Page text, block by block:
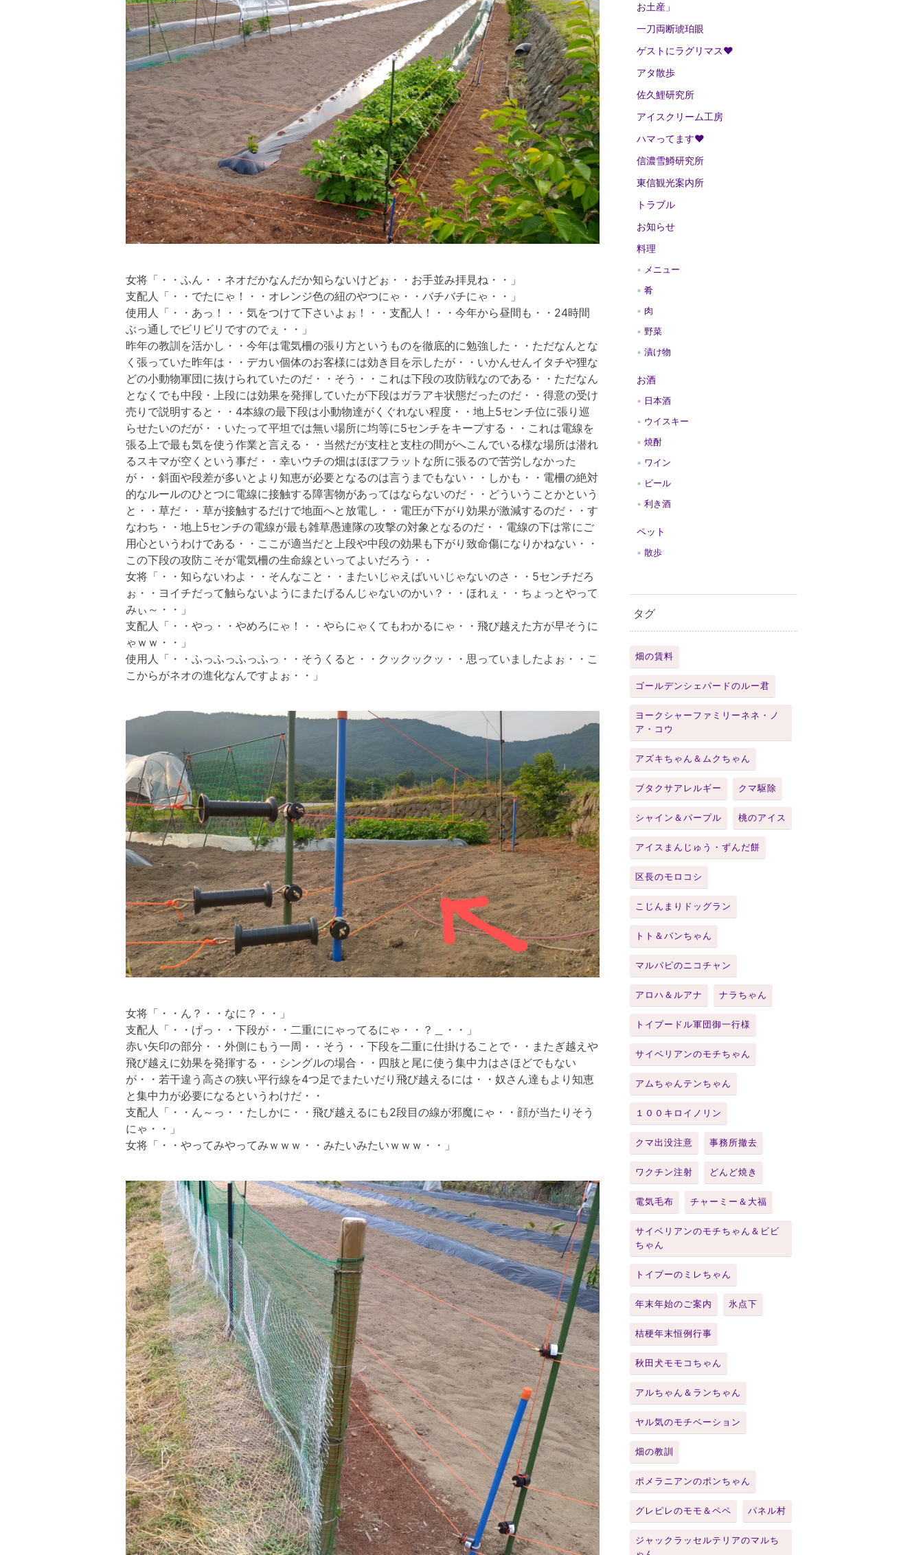
女将「・・ふん・・ネオだかなんだか知らないけどぉ・・お手並み拝見ね・・」
支配人「・・でたにゃ！・・オレンジ色の紐のやつにゃ・・バチバチにゃ・・」
使用人「・・あっ！・・気をつけて下さいよぉ！・・支配人！・・今年から昼間も・・24時間
ぶっ通しでビリビリですのでぇ・・」
昨年の教訓を活かし・・今年は電気柵の張り方というものを徹底的に勉強した・・ただなんとな
く張っていた昨年は・・デカい個体のお客様には効き目を示したが・・いかんせんイタチや狸な
どの小動物軍団に抜けられていたのだ・・そう・・これは下段の攻防戦なのである・・ただなん
となくでも中段・上段には効果を発揮していたが下段はガラアキ状態だったのだ・・得意の受け
売りで説明すると・・4本線の最下段は小動物達がくぐれない程度・・地上5センチ位に張り巡
らせたいのだが・・いたって平坦では無い場所に均等に5センチをキープする・・これは電線を
張る上で最も気を使う作業と言える・・当然だが支柱と支柱の間がへこんでいる様な場所は潜れ
るスキマが空くという事だ・・幸いウチの畑はほぼフラットな所に張るので苦労しなかった
が・・斜面や段差が多いとより知恵が必要となるのは言うまでもない・・しかも・・電柵の絶対
的なルールのひとつに電線に接触する障害物があってはならないのだ・・どういうことかという
と・・草だ・・草が接触するだけで地面へと放電し・・電圧が下がり効果が激減するのだ・・す
なわち・・地上5センチの電線が最も雑草愚連隊の攻撃の対象となるのだ・・電線の下は常にご
用心というわけである・・ここが適当だと上段や中段の効果も下がり致命傷になりかねない・・
この下段の攻防こそが電気柵の生命線といってよいだろう・・
女将「・・知らないわよ・・そんなこと・・またいじゃえばいいじゃないのさ・・5センチだろ
ぉ・・ヨイチだって触らないようにまたげるんじゃないのかい？・・ほれぇ・・ちょっとやって
みぃ～・・」
支配人「・・やっ・・やめろにゃ！・・やらにゃくてもわかるにゃ・・飛び越えた方が早そうに
ゃｗｗ・・」
使用人「・・ふっふっふっふっ・・そうくると・・クックックッ・・思っていましたよぉ・・こ
こからがネオの進化なんですよぉ・・」
女将「・・ん？・・なに？・・」
支配人「・・げっ・・下段が・・二重ににゃってるにゃ・・？＿・・」
赤い矢印の部分・・外側にもう一周・・そう・・下段を二重に仕掛けることで・・またぎ越えや
飛び越えに効果を発揮する・・シングルの場合・・四肢と尾に使う集中力はさほどでもない
が・・若干違う高さの狭い平行線を4つ足でまたいだり飛び越えるには・・奴さん達もより知恵
と集中力が必要になるというわけだ・・
支配人「・・ん～っ・・たしかに・・飛び越えるにも2段目の線が邪魔にゃ・・顔が当たりそう
にゃ・・」
女将「・・やってみやってみｗｗｗ・・みたいみたいｗｗｗ・・」
お土産」
一刀両断琥珀眼
ゲストにラグリマス❤
アタ散歩
佐久鯉研究所
アイスクリーム工房
ハマってます❤
信濃雪鱒研究所
東信観光案内所
トラブル
お知らせ
料理
メニュー
肴
肉
野菜
漬け物
お酒
日本酒
ウイスキー
焼酎
ワイン
ビール
利き酒
ペット
散歩
タグ
畑の賃料
ゴールデンシェパードのルー君
ヨークシャーファミリーネネ・ノ
ア・コウ
アズキちゃん＆ムクちゃん
ブタクサアレルギー クマ駆除
シャイン＆パープル 桃のアイス
アイスまんじゅう・ずんだ餅
区長のモロコシ
こじんまりドッグラン
トト＆パンちゃん
マルパピのニコチャン
アロハ＆ルアナ ナラちゃん
トイプードル軍団御一行様
サイベリアンのモチちゃん
アムちゃんテンちゃん
１００キロイノリン
クマ出没注意 事務所撤去
ワクチン注射 どんど焼き
電気毛布 チャーミー＆大福
サイベリアンのモチちゃん＆ビビ
ちゃん
トイプーのミレちゃん
年末年始のご案内 氷点下
桔梗年末恒例行事
秋田犬モモコちゃん
アルちゃん＆ランちゃん
ヤル気のモチベーション
畑の教訓
ポメラニアンのポンちゃん
グレピレのモモ＆ペペ パネル村
ジャックラッセルテリアのマルち